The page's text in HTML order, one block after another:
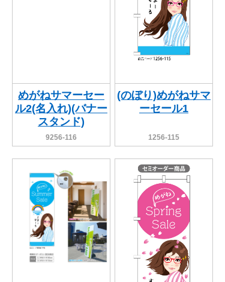
めがねサマーセー
ル2(名入れ)(バナー
スタンド)
9256-116
(のぼり)めがねサマ
ーセール1
1256-115